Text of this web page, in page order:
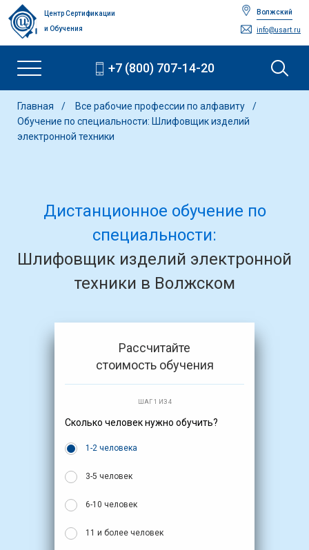
Центр Сертификации
и Обучения
Волжский
info@usart.ru
+7 (800) 707-14-20
Главная
Все рабочие профессии по алфавиту
Обучение по специальности: Шлифовщик изделий
электронной техники
Дистанционное обучение по
специальности:
Шлифовщик изделий электронной
техники в Волжском
Рассчитайте
стоимость обучения
ШАГ 1 ИЗ 4
Сколько человек нужно обучить?
1-2 человека
3-5 человек
6-10 человек
11 и более человек